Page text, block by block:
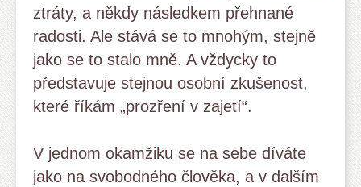
ztráty, a někdy následkem přehnané
radosti. Ale stává se to mnohým, stejně
jako se to stalo mně. A vždycky to
představuje stejnou osobní zkušenost,
které říkám „prozření v zajetí“.
V jednom okamžiku se na sebe díváte
jako na svobodného člověka, a v dalším